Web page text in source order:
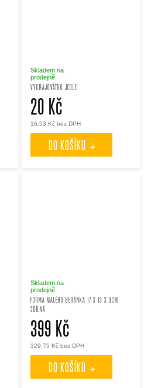
VYKRAJOVÁTKO JEDLE
Skladem na
prodejně
16,53 Kč bez DPH
20 Kč
DO KOŠÍKU
FORMA MALÉHO BERÁNKA 17 X 13 X 9CM
2DÍLNÁ
Skladem na
prodejně
329,75 Kč bez DPH
399 Kč
DO KOŠÍKU